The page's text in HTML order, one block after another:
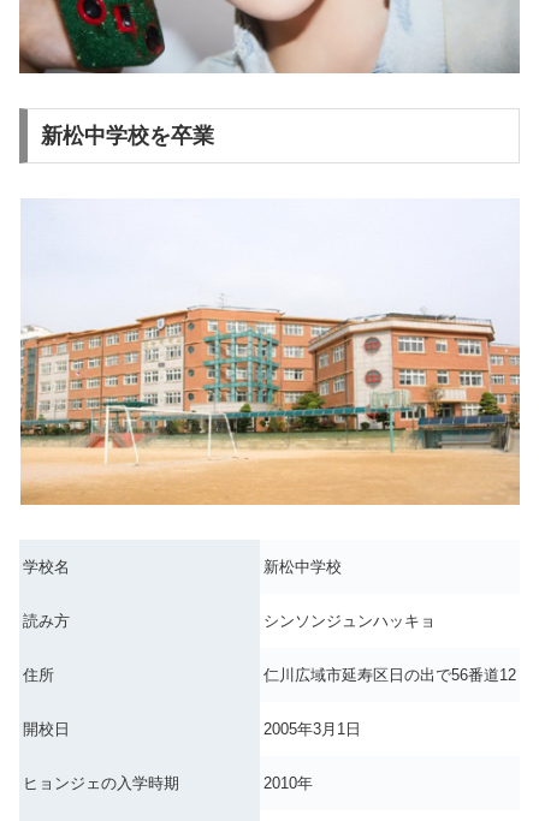
新松中学校を卒業
学校名 新松中学校
読み方 シンソンジュンハッキョ
住所 仁川広域市延寿区日の出で56番道12
開校日 2005年3月1日
ヒョンジェの入学時期 2010年